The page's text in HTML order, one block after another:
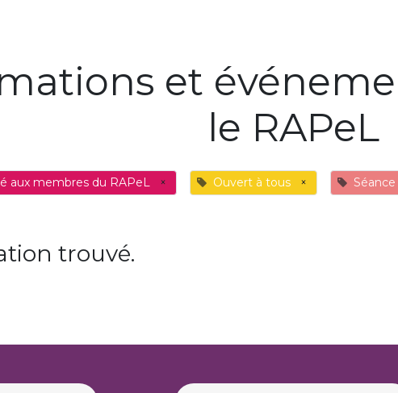
et
le RAPeL
aux membres du RAPeL × Ouvert à tous ×
trouvé.